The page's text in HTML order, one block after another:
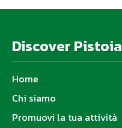
Discover Pistoia
Home
Chi siamo
Promuovi la tua attività